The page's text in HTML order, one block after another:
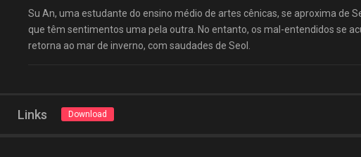
Su An, uma estudante do ensino médio de artes cênicas, se aproxima de
que têm sentimentos uma pela outra. No entanto, os mal-entendidos se
retorna ao mar de inverno, com saudades de Seol.
Links Download